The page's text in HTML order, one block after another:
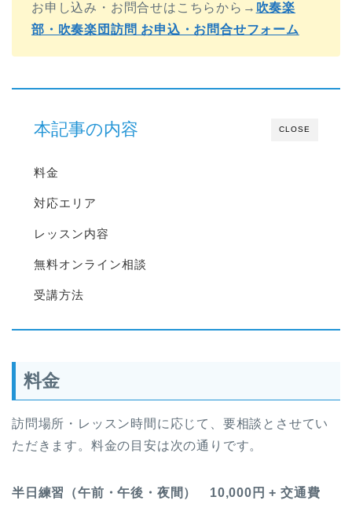
お申し込み・お問合せはこちらから→ 吹奏楽
部・吹奏楽団訪問 お申込・お問合せフォーム
CLOSE
本記事の内容
料金
対応エリア
レッスン内容
無料オンライン相談
受講方法
料金
訪問場所・レッスン時間に応じて、要相談とさせてい
ただきます。料金の目安は次の通りです。
半日練習（午前・午後・夜間） 10,000円 + 交通費